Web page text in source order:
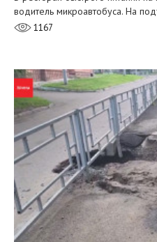
водитель микроавтобуса. На
1167